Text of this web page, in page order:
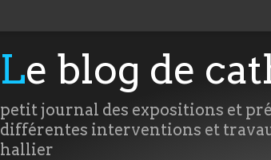
Le blog de
petit journal des expositions et
différentes interventions et
hallier